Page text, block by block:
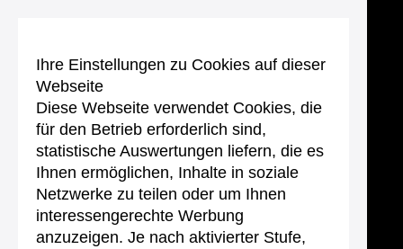
Ihre Einstellungen zu Cookies auf dieser
Webseite
Diese Webseite verwendet Cookies, die
für den Betrieb erforderlich sind,
statistische Auswertungen liefern, die es
Ihnen ermöglichen, Inhalte in soziale
Netzwerke zu teilen oder um Ihnen
interessengerechte Werbung
anzuzeigen. Je nach aktivierter Stufe,